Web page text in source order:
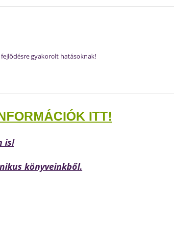
fejlődésre gyakorolt hatásoknak!
ITT!
is!
könyveinkből.